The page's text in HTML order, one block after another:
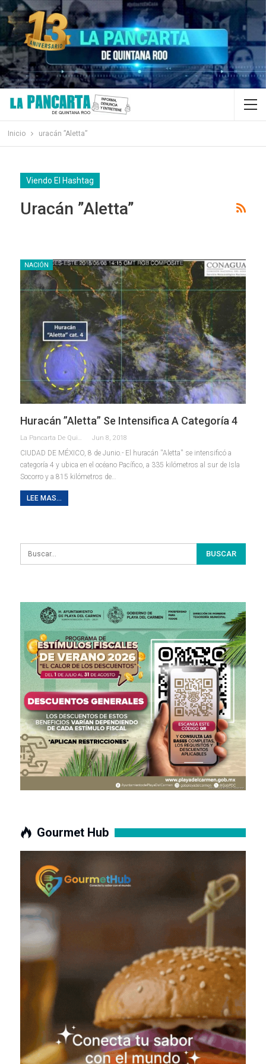
Inicio uracán ”Aletta”
Viendo El Hashtag
Uracán ”Aletta”
NACIÓN
Huracán ”Aletta” Se Intensifica A Categoría 4
La Pancarta De Quintana Roo Jun 8, 2018
CIUDAD DE MÉXICO, 8 de Junio.- El huracán ''Aletta'' se intensificó a
categoría 4 y ubica en el océano Pacífico, a 335 kilómetros al sur de Isla
Socorro y a 815 kilómetros de…
LEE MAS...
Gourmet Hub